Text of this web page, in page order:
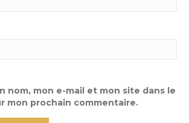
nom, mon e-mail et mon site dans le
mon prochain commentaire.